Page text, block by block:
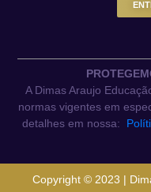
A Dimas Araujo
normas vigentes em
detalhes em nossa:
Copyright © 2023 |